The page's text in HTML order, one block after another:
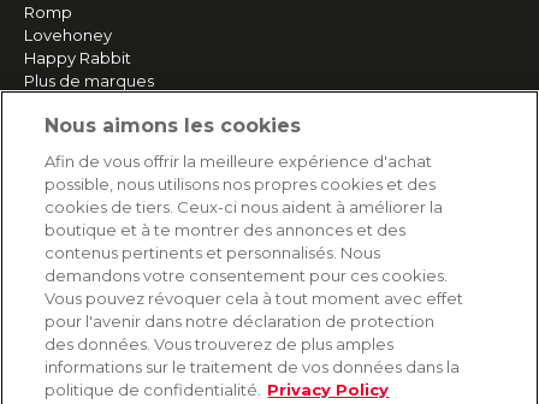
Romp
Lovehoney
Happy Rabbit
Plus de marques
SERVICE
Livraison rapide et gratuite
Retours & remboursements
Paiement sécurisé
AIDE
Contact
Nous aimons les cookies
Afin de vous offrir la meilleure expérience d'achat
possible, nous utilisons nos propres cookies et des
cookies de tiers. Ceux-ci nous aident à améliorer la
boutique et à te montrer des annonces et des
contenus pertinents et personnalisés. Nous
demandons votre consentement pour ces cookies.
Vous pouvez révoquer cela à tout moment avec effet
pour l'avenir dans notre déclaration de protection
des données. Vous trouverez de plus amples
informations sur le traitement de vos données dans la
politique de confidentialité.
Privacy Policy